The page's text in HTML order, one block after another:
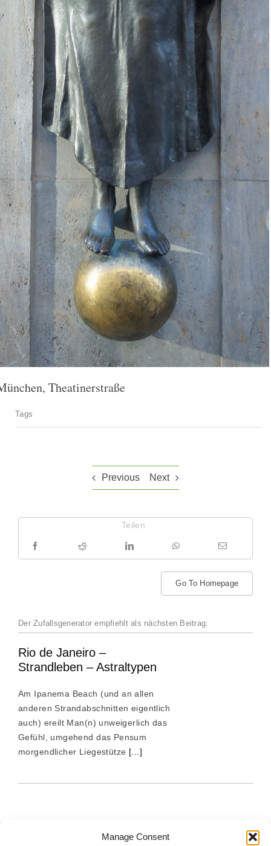
Manage Consent
Theatinerstraße
Tags
Previous Next
Teilen
Go To Homepage
Der Zufallsgenerator empfiehlt als nächsten Beitrag:
Rio de Janeiro –
Strandleben – Astraltypen
Am Ipanema Beach (und an allen
anderen Strandabschnitten eigentlich
auch) ereilt Man(n) unweigerlich das
Gefühl, umgehend das Pensum
morgendlicher Liegestütze [...]